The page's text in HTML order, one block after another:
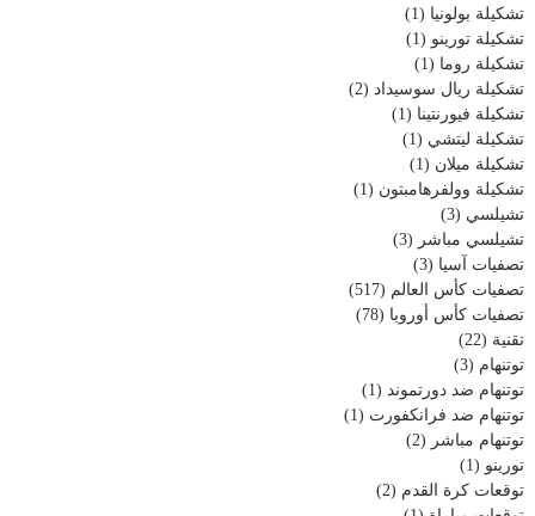
تشكيلة بولونيا (1)
تشكيلة تورينو (1)
تشكيلة روما (1)
تشكيلة ريال سوسيداد (2)
تشكيلة فيورنتينا (1)
تشكيلة ليتشي (1)
تشكيلة ميلان (1)
تشكيلة وولفرهامبتون (1)
تشيلسي (3)
تشيلسي مباشر (3)
تصفيات آسيا (3)
تصفيات كأس العالم (517)
تصفيات كأس أوروبا (78)
تقنية (22)
توتنهام (3)
توتنهام ضد دورتموند (1)
توتنهام ضد فرانكفورت (1)
توتنهام مباشر (2)
تورينو (1)
توقعات كرة القدم (2)